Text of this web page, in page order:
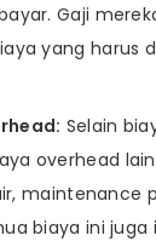
Gaji
yang harus
Selain
overhead
maintenance
biaya ini juga